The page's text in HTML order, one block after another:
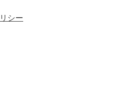
シー